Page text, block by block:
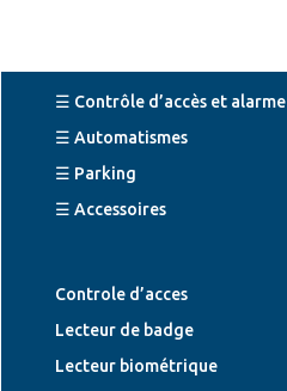
☰ Contrôle d’accès et alarme
☰ Automatismes
☰ Parking
☰ Accessoires
Controle d’acces
Lecteur de badge
Lecteur biométrique